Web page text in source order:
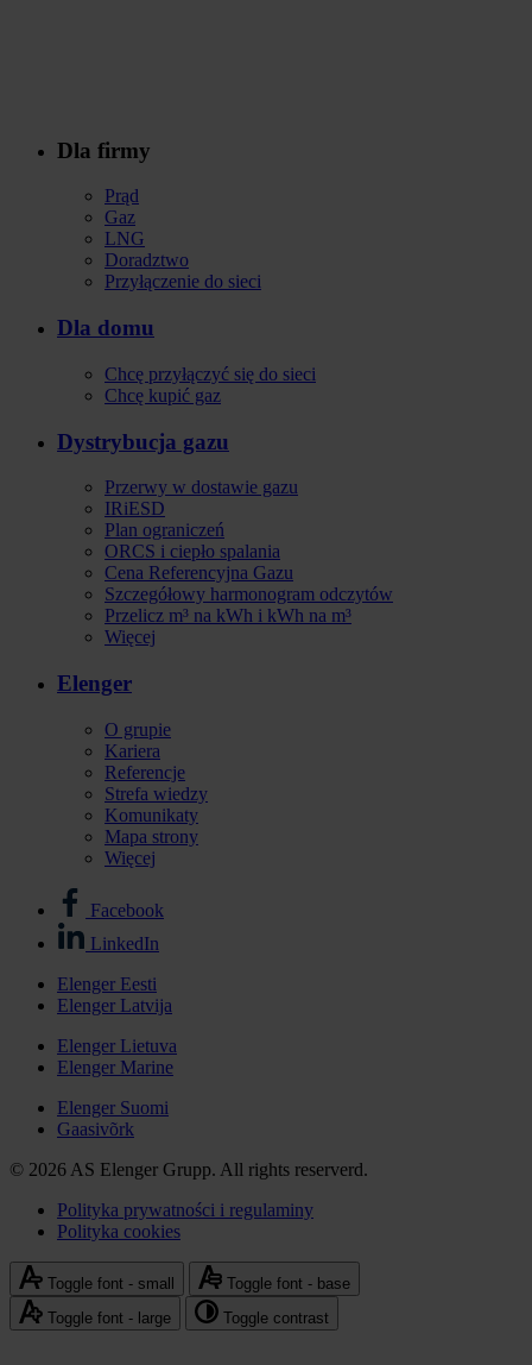
Dla firmy
Prąd
Gaz
LNG
Doradztwo
Przyłączenie do sieci
Dla domu
Chcę przyłączyć się do sieci
Chcę kupić gaz
Dystrybucja gazu
Przerwy w dostawie gazu
IRiESD
Plan ograniczeń
ORCS i ciepło spalania
Cena Referencyjna Gazu
Szczegółowy harmonogram odczytów
Przelicz m³ na kWh i kWh na m³
Więcej
Elenger
O grupie
Kariera
Referencje
Strefa wiedzy
Komunikaty
Mapa strony
Więcej
Stopka
media
społecznościowe
Facebook
LinkedIn
Stopka
Elenger
international
Elenger Eesti
Elenger Latvija
Elenger Lietuva
Elenger Marine
Elenger Suomi
Gaasivõrk
© 2026 AS Elenger Grupp. All rights reserverd.
Stopka
-
polityka
prywatności
Polityka prywatności i regulaminy
Polityka cookies
Toggle font - small
Toggle font - base
Toggle font - large
Toggle contrast